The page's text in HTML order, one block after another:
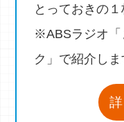
とっておきの１
※ABSラジオ「
ク」で紹介しま